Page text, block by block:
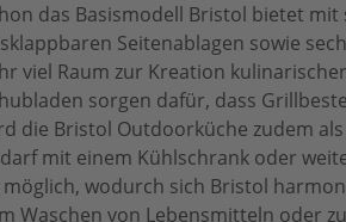
das Basismodell Bristol bietet
Seitenablagen sowie
viel Raum zur Kreation
sorgen dafür, dass
die Bristol Outdoorküche zudem
mit einem Kühlschrank oder
wodurch sich Bristol
Waschen von Lebensmitteln oder